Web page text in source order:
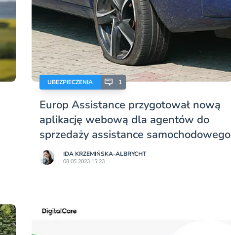
UBEZPIECZENIA 1
Europ Assistance przygotował nową
aplikację webową dla agentów do
sprzedaży assistance samochodowego
IDA KRZEMIŃSKA-ALBRYCHT
08.05.2023 15:23